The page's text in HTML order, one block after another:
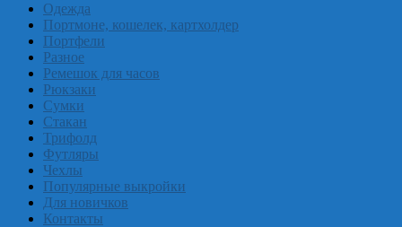
Одежда
Портмоне, кошелек, картхолдер
Портфели
Разное
Ремешок для часов
Рюкзаки
Сумки
Стакан
Трифолд
Футляры
Чехлы
Популярные выкройки
Для новичков
Контакты